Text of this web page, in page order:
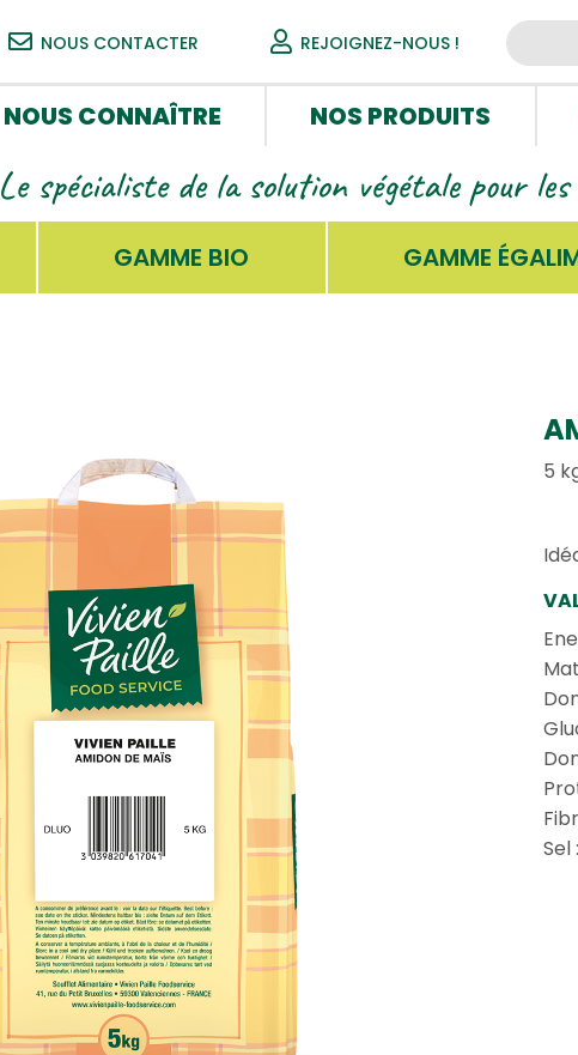
NOUS CONTACTER REJOIGNEZ-NOUS !
NOUS CONNAÎTRE NOS PRODUITS
Le spécialiste de la solution végétale pour
GAMME BIO GAMME
5
Sel